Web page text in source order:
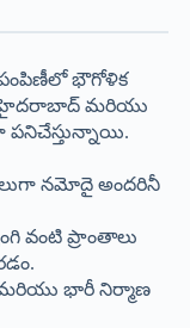
భౌగోళిక
హైదరాబాద్ మరియు
పనిచేస్తున్నాయి.
నమోదై అందరినీ
వంటి ప్రాంతాలు
మరియు భారీ నిర్మాణ